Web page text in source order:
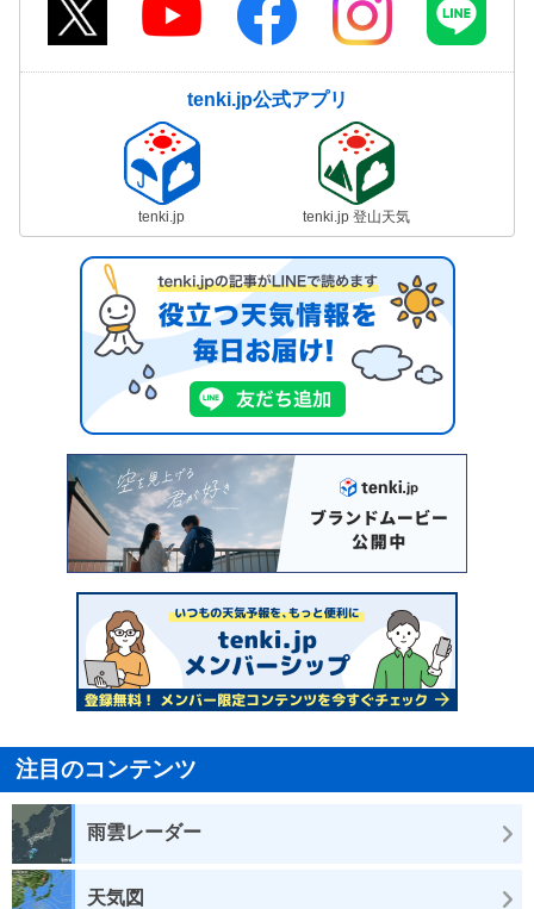
tenki.jp公式アプリ
tenki.jp tenki.jp 登山天気
注目のコンテンツ
雨雲レーダー
天気図